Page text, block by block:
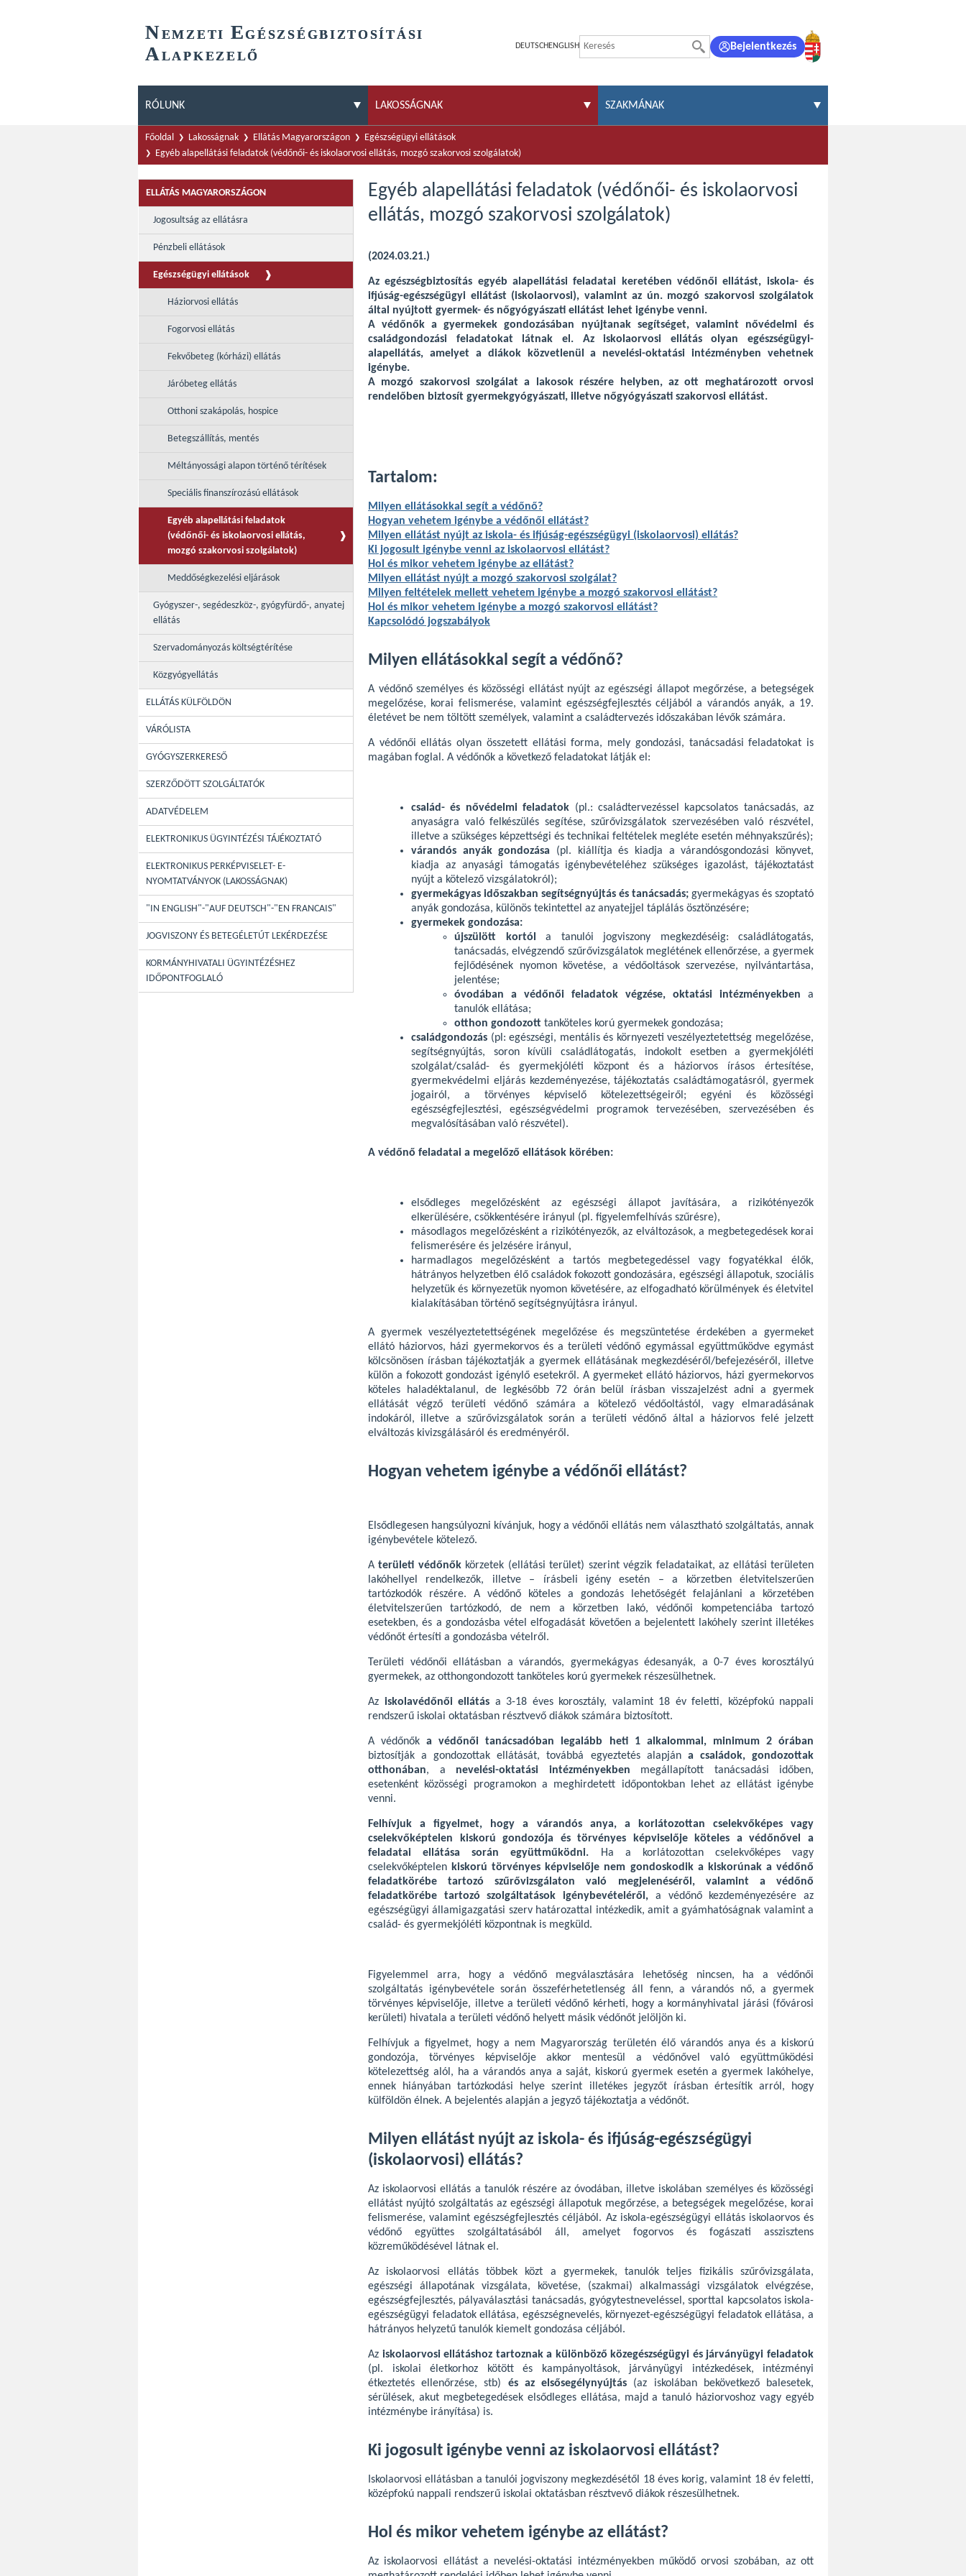
NEMZETI EGÉSZSÉGBIZTOSÍTÁSI
ALAPKEZELŐ
DEUTSCH ENGLISH Bejelentkezés
RÓLUNK LAKOSSÁGNAK SZAKMÁNAK
Főoldal Lakosságnak Ellátás Magyarországon
Egészségügyi ellátások
Egyéb alapellátási feladatok (védőnői- és iskolaorvosi ellátás, mozgó szakorvosi szolgálatok)
ELLÁTÁS MAGYARORSZÁGON
Jogosultság az ellátásra
Pénzbeli ellátások
Egészségügyi ellátások
Háziorvosi ellátás
Fogorvosi ellátás
Fekvőbeteg (kórházi) ellátás
Járóbeteg ellátás
Otthoni szakápolás, hospice
Betegszállítás, mentés
Méltányossági alapon történő térítések
Speciális finanszírozású ellátások
Egyéb alapellátási feladatok
(védőnői- és iskolaorvosi ellátás,
mozgó szakorvosi szolgálatok)
Meddőségkezelési eljárások
Gyógyszer-, segédeszköz-, gyógyfürdő-, anyatej
ellátás
Szervadományozás költségtérítése
Közgyógyellátás
ELLÁTÁS KÜLFÖLDÖN
VÁRÓLISTA
GYÓGYSZERKERESŐ
SZERZŐDÖTT SZOLGÁLTATÓK
ADATVÉDELEM
ELEKTRONIKUS ÜGYINTÉZÉSI TÁJÉKOZTATÓ
ELEKTRONIKUS PERKÉPVISELET- E-
NYOMTATVÁNYOK (LAKOSSÁGNAK)
"IN ENGLISH"-"AUF DEUTSCH"-"EN FRANCAIS"
JOGVISZONY ÉS BETEGÉLETÚT LEKÉRDEZÉSE
KORMÁNYHIVATALI ÜGYINTÉZÉSHEZ
IDŐPONTFOGLALÓ
Egyéb alapellátási feladatok (védőnői- és iskolaorvosi
ellátás, mozgó szakorvosi szolgálatok)
(2024.03.21.)
Az egészségbiztosítás egyéb alapellátási feladatai keretében védőnői ellátást, iskola- és
ifjúság-egészségügyi ellátást (iskolaorvosi), valamint az ún. mozgó szakorvosi szolgálatok
által nyújtott gyermek- és nőgyógyászati ellátást lehet igénybe venni.
A védőnők a gyermekek gondozásában nyújtanak segítséget, valamint nővédelmi és
családgondozási feladatokat látnak el. Az iskolaorvosi ellátás olyan egészségügyi-
alapellátás, amelyet a diákok közvetlenül a nevelési-oktatási intézményben vehetnek
igénybe.
A mozgó szakorvosi szolgálat a lakosok részére helyben, az ott meghatározott orvosi
rendelőben biztosít gyermekgyógyászati, illetve nőgyógyászati szakorvosi ellátást.
Tartalom:
Milyen ellátásokkal segít a védőnő?
Hogyan vehetem igénybe a védőnői ellátást?
Milyen ellátást nyújt az iskola- és ifjúság-egészségügyi (iskolaorvosi) ellátás?
Ki jogosult igénybe venni az iskolaorvosi ellátást?
Hol és mikor vehetem igénybe az ellátást?
Milyen ellátást nyújt a mozgó szakorvosi szolgálat?
Milyen feltételek mellett vehetem igénybe a mozgó szakorvosi ellátást?
Hol és mikor vehetem igénybe a mozgó szakorvosi ellátást?
Kapcsolódó jogszabályok
Milyen ellátásokkal segít a védőnő?
A védőnő személyes és közösségi ellátást nyújt az egészségi állapot megőrzése, a betegségek
megelőzése, korai felismerése, valamint egészségfejlesztés céljából a várandós anyák, a 19.
életévet be nem töltött személyek, valamint a családtervezés időszakában lévők számára.
A védőnői ellátás olyan összetett ellátási forma, mely gondozási, tanácsadási feladatokat is
magában foglal. A védőnők a következő feladatokat látják el:
család- és nővédelmi feladatok (pl.: családtervezéssel kapcsolatos tanácsadás, az
anyaságra való felkészülés segítése, szűrővizsgálatok szervezésében való részvétel,
illetve a szükséges képzettségi és technikai feltételek megléte esetén méhnyakszűrés);
várandós anyák gondozása (pl. kiállítja és kiadja a várandósgondozási könyvet,
kiadja az anyasági támogatás igénybevételéhez szükséges igazolást, tájékoztatást
nyújt a kötelező vizsgálatokról);
gyermekágyas időszakban segítségnyújtás és tanácsadás; gyermekágyas és szoptató
anyák gondozása, különös tekintettel az anyatejjel táplálás ösztönzésére;
gyermekek gondozása:
újszülött kortól
a tanulói jogviszony megkezdéséig: családlátogatás,
tanácsadás, elvégzendő szűrővizsgálatok meglétének ellenőrzése, a gyermek
fejlődésének nyomon követése, a védőoltások szervezése, nyilvántartása,
jelentése;
óvodában a védőnői feladatok végzése, oktatási intézményekben a
tanulók ellátása;
otthon gondozott tanköteles korú gyermekek gondozása;
családgondozás (pl: egészségi, mentális és környezeti veszélyeztetettség megelőzése,
segítségnyújtás, soron kívüli családlátogatás, indokolt esetben a gyermekjóléti
szolgálat/család- és gyermekjóléti központ és a háziorvos írásos értesítése,
gyermekvédelmi eljárás kezdeményezése, tájékoztatás családtámogatásról, gyermek
jogairól, a törvényes képviselő kötelezettségeiről; egyéni és közösségi
egészségfejlesztési, egészségvédelmi programok tervezésében, szervezésében és
megvalósításában való részvétel).
A védőnő feladatai a megelőző ellátások körében:
elsődleges megelőzésként az egészségi állapot javítására, a rizikótényezők
elkerülésére, csökkentésére irányul (pl. figyelemfelhívás szűrésre),
másodlagos megelőzésként a rizikótényezők, az elváltozások, a megbetegedések korai
felismerésére és jelzésére irányul,
harmadlagos megelőzésként a tartós megbetegedéssel vagy fogyatékkal élők,
hátrányos helyzetben élő családok fokozott gondozására, egészségi állapotuk, szociális
helyzetük és környezetük nyomon követésére, az elfogadható körülmények és életvitel
kialakításában történő segítségnyújtásra irányul.
A gyermek veszélyeztetettségének megelőzése és megszüntetése érdekében a gyermeket
ellátó háziorvos, házi gyermekorvos és a területi védőnő egymással együttműködve egymást
kölcsönösen írásban tájékoztatják a gyermek ellátásának megkezdéséről/befejezéséről, illetve
külön a fokozott gondozást igénylő esetekről. A gyermeket ellátó háziorvos, házi gyermekorvos
köteles haladéktalanul, de legkésőbb 72 órán belül írásban visszajelzést adni a gyermek
ellátását végző területi védőnő számára a kötelező védőoltástól, vagy elmaradásának
indokáról, illetve a szűrővizsgálatok során a területi védőnő által a háziorvos felé jelzett
elváltozás kivizsgálásáról és eredményéről.
Hogyan vehetem igénybe a védőnői ellátást?
Elsődlegesen hangsúlyozni kívánjuk, hogy a védőnői ellátás nem választható szolgáltatás, annak
igénybevétele kötelező.
Aterületi védőnőkkörzetek (ellátási terület) szerint végzik feladataikat, az ellátási területen
lakóhellyel rendelkezők, illetve – írásbeli igény esetén – a körzetben életvitelszerűen
tartózkodók részére. A védőnő köteles a gondozás lehetőségét felajánlani a körzetében
életvitelszerűen tartózkodó, de nem a körzetben lakó, védőnői kompetenciába tartozó
esetekben, és a gondozásba vétel elfogadását követően a bejelentett lakóhely szerint illetékes
védőnőt értesíti a gondozásba vételről.
Területi védőnői ellátásban a várandós, gyermekágyas édesanyák, a 0-7 éves korosztályú
gyermekek, az otthongondozott tanköteles korú gyermekek részesülhetnek.
Az iskolavédőnői ellátás a 3-18 éves korosztály, valamint 18 év feletti, középfokú nappali
rendszerű iskolai oktatásban résztvevő diákok számára biztosított.
A védőnőka védőnői tanácsadóban legalább heti 1 alkalommal, minimum 2 órában
biztosítják a gondozottak ellátását, továbbá egyeztetés alapján a családok, gondozottak
otthonában, a nevelési-oktatási intézményekben megállapított tanácsadási időben,
esetenként közösségi programokon a meghirdetett időpontokban lehet az ellátást igénybe
venni.
Felhívjuk a figyelmet, hogy a várandós anya, a korlátozottan cselekvőképes vagy
cselekvőképtelen kiskorú gondozója és törvényes képviselője köteles a védőnővel a
feladatai ellátása során együttműködni.
Ha a korlátozottan cselekvőképes vagy
cselekvőképtelen kiskorú törvényes képviselője nem gondoskodik a kiskorúnak a védőnő
feladatkörébe tartozó szűrővizsgálaton való megjelenéséről, valamint a védőnő
feladatkörébe tartozó szolgáltatások igénybevételéről, a védőnő kezdeményezésére az
egészségügyi államigazgatási szerv határozattal intézkedik, amit a gyámhatóságnak valamint a
család- és gyermekjóléti központnak is megküld.
Figyelemmel arra, hogy a védőnő megválasztására lehetőség nincsen, ha a védőnői
szolgáltatás igénybevétele során összeférhetetlenség áll fenn, a várandós nő, a gyermek
törvényes képviselője, illetve a területi védőnő kérheti, hogy a kormányhivatal járási (fővárosi
kerületi) hivatala a területi védőnő helyett másik védőnőt jelöljön ki.
Felhívjuk a figyelmet, hogy a nem Magyarország területén élő várandós anya és a kiskorú
gondozója, törvényes képviselője akkor mentesül a védőnővel való együttműködési
kötelezettség alól, ha a várandós anya a saját, kiskorú gyermek esetén a gyermek lakóhelye,
ennek hiányában tartózkodási helye szerint illetékes jegyzőt írásban értesítik arról, hogy
külföldön élnek. A bejelentés alapján a jegyző tájékoztatja a védőnőt.
Milyen ellátást nyújt az iskola- és ifjúság-egészségügyi
(iskolaorvosi) ellátás?
Az iskolaorvosi ellátás a tanulók részére az óvodában, illetve iskolában személyes és közösségi
ellátást nyújtó szolgáltatás az egészségi állapotuk megőrzése, a betegségek megelőzése, korai
felismerése, valamint egészségfejlesztés céljából. Az iskola-egészségügyi ellátás iskolaorvos és
védőnő együttes szolgáltatásából áll, amelyet fogorvos és fogászati asszisztens
közreműködésével látnak el.
Az iskolaorvosi ellátás többek közt a gyermekek, tanulók teljes fizikális szűrővizsgálata,
egészségi állapotának vizsgálata, követése, (szakmai) alkalmassági vizsgálatok elvégzése,
egészségfejlesztés, pályaválasztási tanácsadás, gyógytestneveléssel, sporttal kapcsolatos iskola-
egészségügyi feladatok ellátása, egészségnevelés, környezet-egészségügyi feladatok ellátása, a
hátrányos helyzetű tanulók kiemelt gondozása céljából.
Az iskolaorvosi ellátáshoz tartoznak a különböző közegészségügyi és járványügyi feladatok
(pl. iskolai életkorhoz kötött és kampányoltások, járványügyi intézkedések, intézményi
étkeztetés ellenőrzése, stb) és az elsősegélynyújtás (az iskolában bekövetkező balesetek,
sérülések, akut megbetegedések elsődleges ellátása, majd a tanuló háziorvoshoz vagy egyéb
intézménybe irányítása) is.
Ki jogosult igénybe venni az iskolaorvosi ellátást?
Iskolaorvosi ellátásban a tanulói jogviszony megkezdésétől 18 éves korig, valamint 18 év feletti,
középfokú nappali rendszerű iskolai oktatásban résztvevő diákok részesülhetnek.
Hol és mikor vehetem igénybe az ellátást?
Az iskolaorvosi ellátást a nevelési-oktatási intézményekben működő orvosi szobában, az ott